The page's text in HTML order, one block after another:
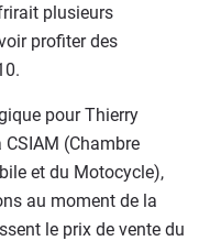
plusieurs
profiter des
pour Thierry
(Chambre
et du Motocycle),
au moment de la
le prix de vente du